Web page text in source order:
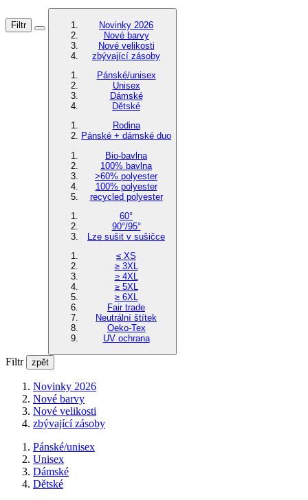
Filtr
Novinky 2026
Nové barvy
Nové velikosti
zbývající zásoby
Pánské/unisex
Unisex
Dámské
Dětské
Rodina
Pánské + dámské duo
Bio-bavlna
100% bavlna
>60% polyester
100% polyester
recycled polyester
60°
90°/95°
Lze sušit v sušičce
≤ XS
≥ 3XL
≥ 4XL
≥ 5XL
≥ 6XL
Fair trade
Neutrální štítek
Oeko-Tex
UV ochrana
Filtr zpět
Novinky 2026
Nové barvy
Nové velikosti
zbývající zásoby
Pánské/unisex
Unisex
Dámské
Dětské